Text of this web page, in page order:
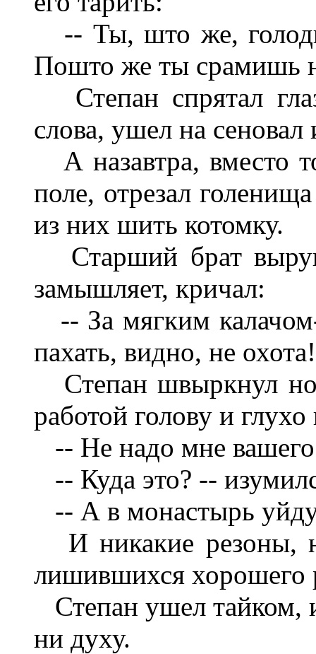
-- Ты, што же,
Пошто же ты срамишь
Степан спрятал
слова, ушел на
А назавтра, вместо
поле, отрезал
из них шить котомку.
Старший брат
замышляет, кричал:
-- За мягким
пахать, видно, не
Степан швыркнул
работой голову и
-- Не надо мне
-- Куда это? --
-- А в монастырь
И никакие резоны,
лишившихся хорошего
Степан ушел тайком,
ни духу.